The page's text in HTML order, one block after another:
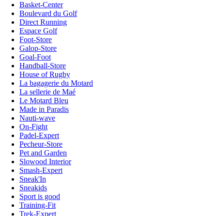
Basket-Center
Boulevard du Golf
Direct Running
Espace Golf
Foot-Store
Galop-Store
Goal-Foot
Handball-Store
House of Rugby
La bagagerie du Motard
La sellerie de Maé
Le Motard Bleu
Made in Paradis
Nauti-wave
On-Fight
Padel-Expert
Pecheur-Store
Pet and Garden
Slowood Interior
Smash-Expert
Sneak'In
Sneakids
Sport is good
Training-Fit
Trek-Expert